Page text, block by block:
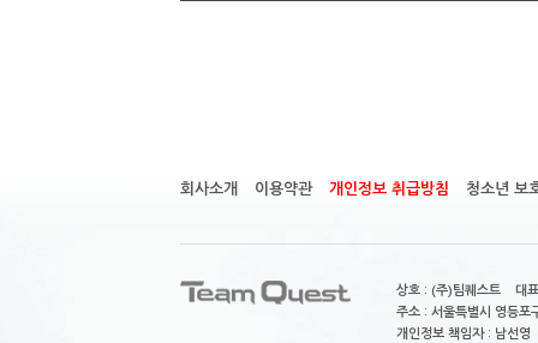
회사소개 이용약관 개인정보 취급방침 청소년 보
상호 : (주)팀퀘스트 대
주소 : 서울특별시 영등
개인정보 책임자 : 남